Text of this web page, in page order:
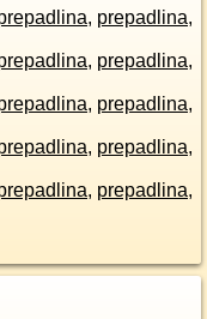
, prepadlina,
, prepadlina,
, prepadlina,
, prepadlina,
, prepadlina,